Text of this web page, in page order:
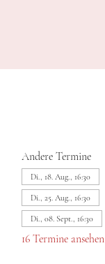
Andere Termine
Di., 18. Aug., 16:30
Di., 25. Aug., 16:30
Di., 08. Sept., 16:30
16 Termine ansehen